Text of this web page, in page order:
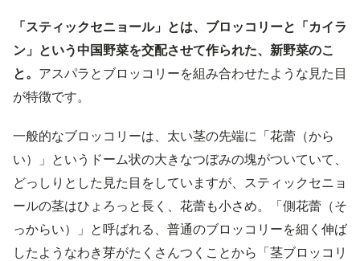
「スティックセニョール」とは、ブロッコリーと「カイラ
ン」という中国野菜を交配させて作られた、新野菜のこ
と。 アスパラとブロッコリーを組み合わせたような見た目
が特徴です。
一般的なブロッコリーは、太い茎の先端に「花蕾（から
い）」というドーム状の大きなつぼみの塊がついていて、
どっしりとした見た目をしていますが、スティックセニョ
ールの茎はひょろっと長く、花蕾も小さめ。「側花蕾（そ
っからい）」と呼ばれる、普通のブロッコリーを細く伸ば
したようなわき芽がたくさんつくことから「茎ブロッコリ